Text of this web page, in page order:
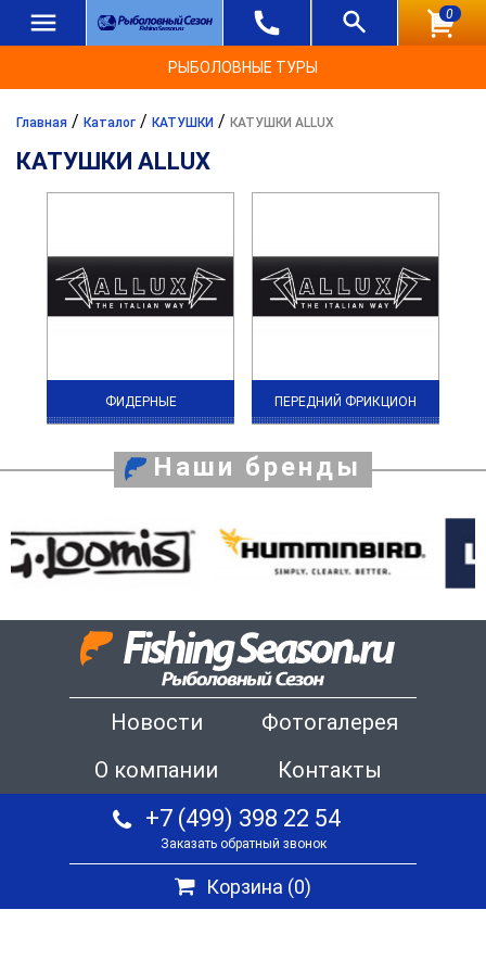
0
РЫБОЛОВНЫЕ ТУРЫ
Главная / Каталог / КАТУШКИ / КАТУШКИ ALLUX
КАТУШКИ ALLUX
ФИДЕРНЫЕ ПЕРЕДНИЙ ФРИКЦИОН
Наши бренды
Новости
Фотогалерея
О компании
Контакты
+7 (499) 398 22 54
Заказать обратный звонок
Корзина (0)